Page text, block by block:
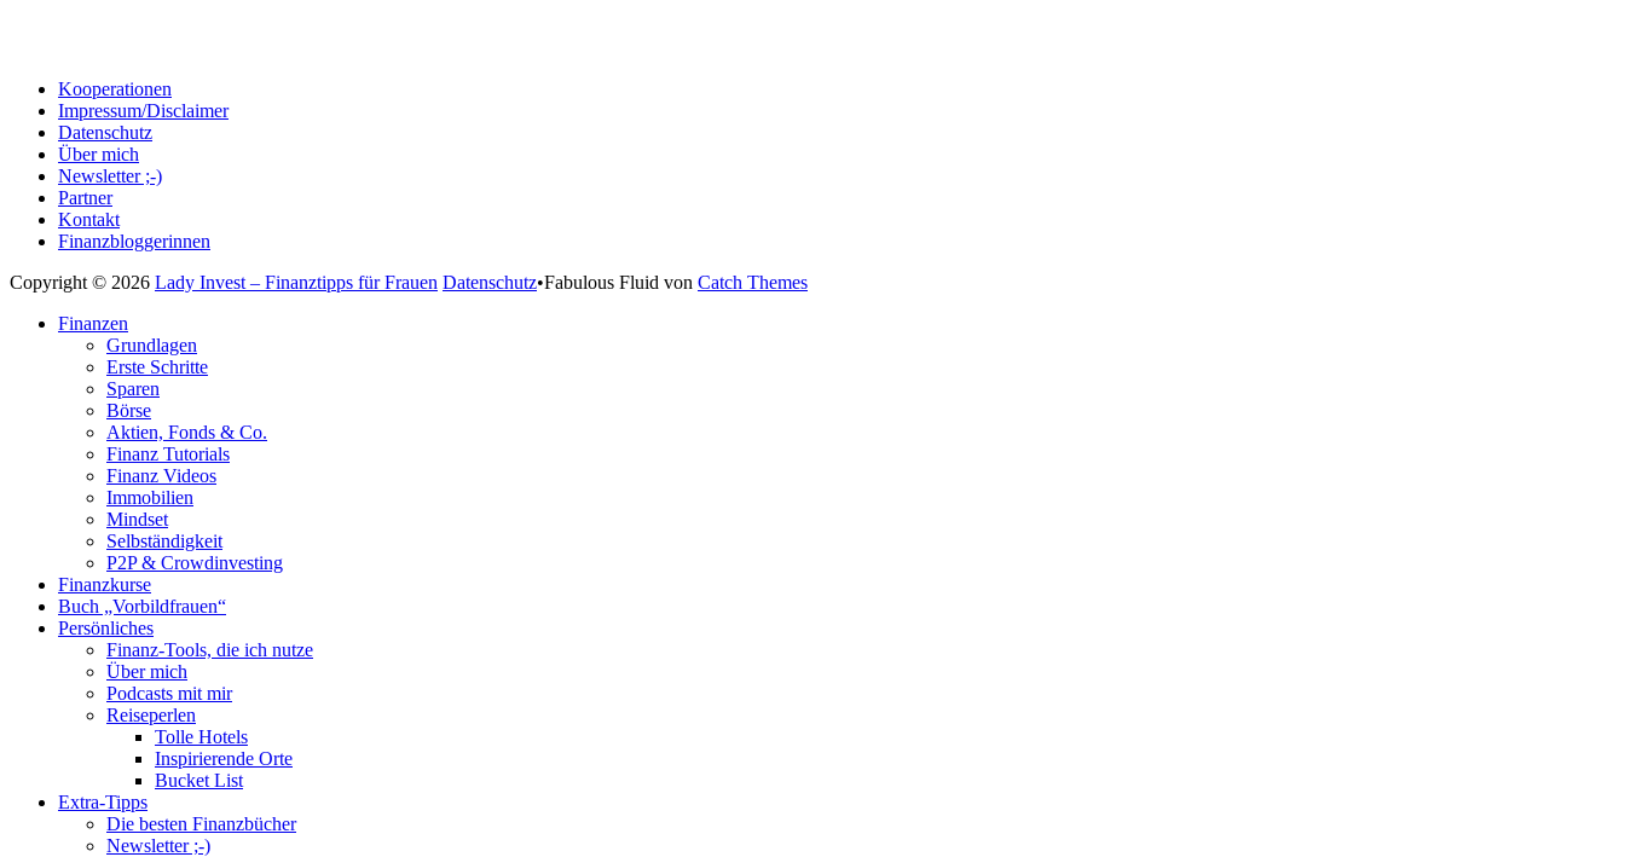
Kooperationen
Impressum/Disclaimer
Datenschutz
Über mich
Newsletter ;-)
Partner
Kontakt
Finanzbloggerinnen
Copyright © 2026 Lady Invest – Finanztipps für Frauen Datenschutz•Fabulous Fluid von Catch Themes
oben
Finanzen
Grundlagen
Erste Schritte
Sparen
Börse
Aktien, Fonds & Co.
Finanz Tutorials
Finanz Videos
Immobilien
Mindset
Selbständigkeit
P2P & Crowdinvesting
Finanzkurse
Buch „Vorbildfrauen“
Persönliches
Finanz-Tools, die ich nutze
Über mich
Podcasts mit mir
Reiseperlen
Tolle Hotels
Inspirierende Orte
Bucket List
Extra-Tipps
Die besten Finanzbücher
Newsletter ;-)